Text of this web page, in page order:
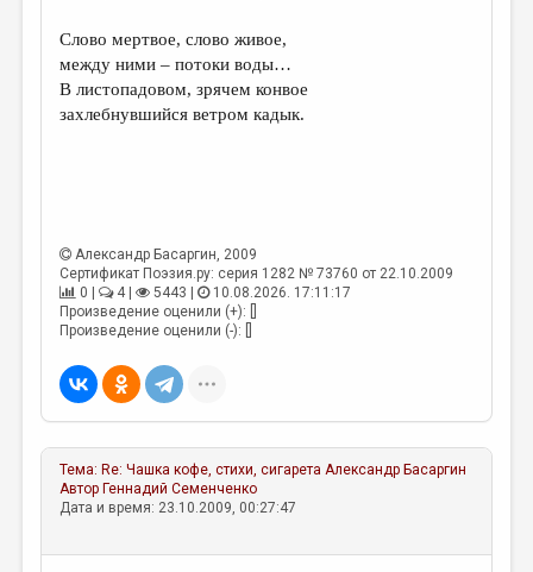
КНИЖНАЯ ПОЛКА
ОБЗОР ЛИТЕРАТУРЫ
РЕДКОЛЛЕГИЯ
ОТ РЕДАКЦИИ
ЭССЕИСТИКА
КУЛЬТУРОВЕДЕНИЕ
ПУБЛИЦИСТИКА
РЕЦЕНЗИРОВАНИЕ
Слово мертвое, слово живое,
между ними – потоки воды…
В листопадовом, зрячем конвое
захлебнувшийся ветром кадык.
Александр Басаргин, 2009
Сертификат Поэзия.ру: серия 1282 № 73760 от 22.10.2009
0 |
4 | 5443 |
10.08.2026. 17:11:17
Произведение оценили (+): []
Произведение оценили (-): []
Тема: Re: Чашка кофе, стихи, сигарета Александр Басаргин
Автор Геннадий Семенченко
Дата и время: 23.10.2009, 00:27:47